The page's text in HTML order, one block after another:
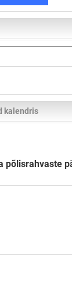
kalendris
põlisrahvaste